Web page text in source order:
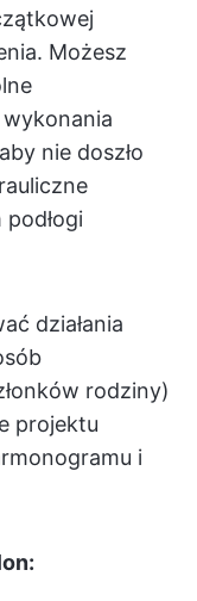
Możesz
nie doszło
działania
rodziny)
projektu
i